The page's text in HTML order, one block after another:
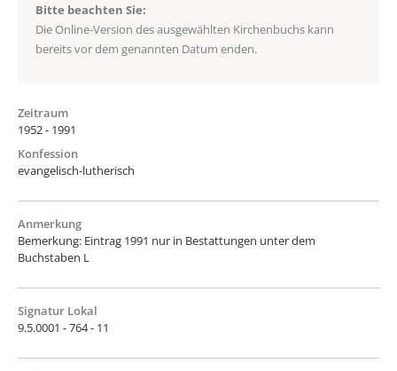
Bitte beachten Sie:
Die Online-Version des ausgewählten Kirchenbuchs kann
bereits vor dem genannten Datum enden.
Zeitraum
1952 - 1991
Konfession
evangelisch-lutherisch
Anmerkung
Bemerkung: Eintrag 1991 nur in Bestattungen unter dem
Buchstaben L
Signatur Lokal
9.5.0001 - 764 - 11